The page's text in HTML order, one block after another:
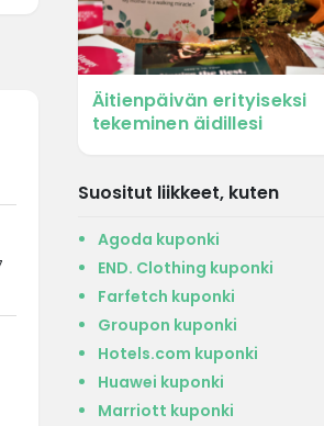
Äitienpäivän erityiseksi
tekeminen äidillesi
Suositut liikkeet, kuten
Agoda kuponki
END. Clothing kuponki
Farfetch kuponki
Groupon kuponki
Hotels.com kuponki
Huawei kuponki
Marriott kuponki